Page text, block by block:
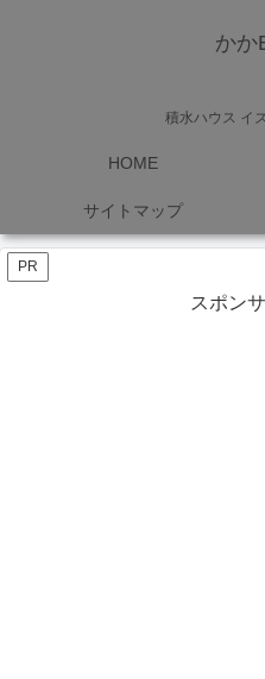
かか
積水ハウス イ
HOME
サイトマップ
PR
スポン